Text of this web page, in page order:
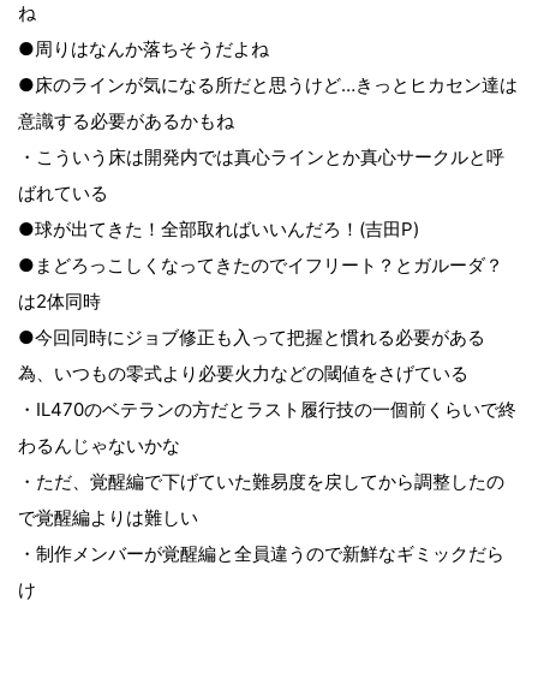
ね
●周りはなんか落ちそうだよね
●床のラインが気になる所だと思うけど…きっとヒカセン達は
意識する必要があるかもね
・こういう床は開発内では真心ラインとか真心サークルと呼
ばれている
●球が出てきた！全部取ればいいんだろ！(吉田P)
●まどろっこしくなってきたのでイフリート？とガルーダ？
は2体同時
●今回同時にジョブ修正も入って把握と慣れる必要がある
為、いつもの零式より必要火力などの閾値をさげている
・IL470のベテランの方だとラスト履行技の一個前くらいで終
わるんじゃないかな
・ただ、覚醒編で下げていた難易度を戻してから調整したの
で覚醒編よりは難しい
・制作メンバーが覚醒編と全員違うので新鮮なギミックだら
け